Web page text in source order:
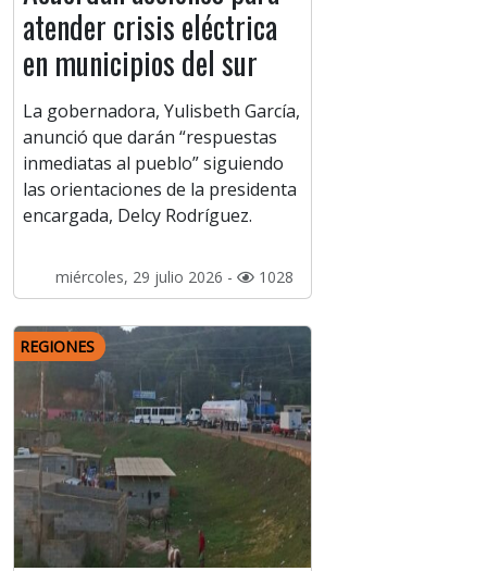
atender crisis eléctrica
en municipios del sur
La gobernadora, Yulisbeth García,
anunció que darán “respuestas
inmediatas al pueblo” siguiendo
las orientaciones de la presidenta
encargada, Delcy Rodríguez.
miércoles, 29 julio 2026 - 1028
REGIONES